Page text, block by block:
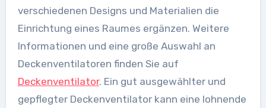
verschiedenen Designs und Materialien die
Einrichtung eines Raumes ergänzen. Weitere
Informationen und eine große Auswahl an
Deckenventilatoren finden Sie auf
Deckenventilator. Ein gut ausgewählter und
gepflegter Deckenventilator kann eine lohnende